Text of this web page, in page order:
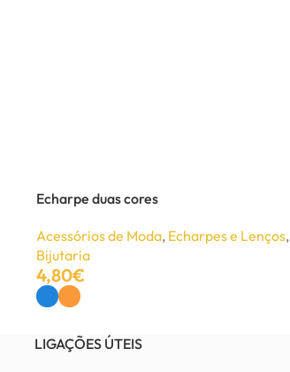
Echarpe duas cores
Acessórios de Moda, Echarpes e Lenços,
Bijutaria
4,80€
LIGAÇÕES ÚTEIS